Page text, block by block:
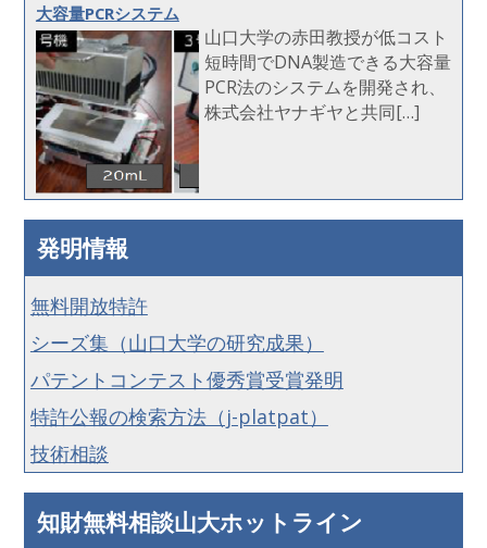
大容量PCRシステム
山口大学の赤田教授が低コスト
短時間でDNA製造できる大容量
PCR法のシステムを開発され、
株式会社ヤナギヤと共同[…]
発明情報
無料開放特許
シーズ集（山口大学の研究成果）
パテントコンテスト優秀賞受賞発明
特許公報の検索方法（j-platpat）
技術相談
知財無料相談山大ホットライン